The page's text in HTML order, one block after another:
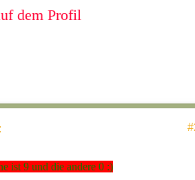
dem Profil
ist 9 und die andere 0 :)